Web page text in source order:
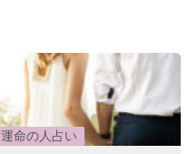
運命の人占い